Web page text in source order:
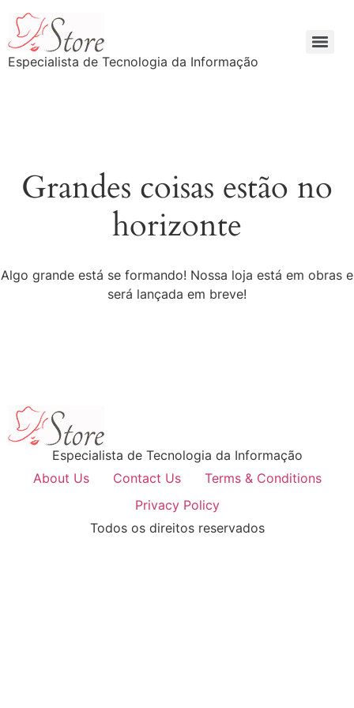
Especialista de Tecnologia da Informação
Grandes coisas estão no
horizonte
Algo grande está se formando! Nossa loja está em obras e
será lançada em breve!
Especialista de Tecnologia da Informação
About Us
Contact Us
Terms & Conditions
Privacy Policy
Todos os direitos reservados